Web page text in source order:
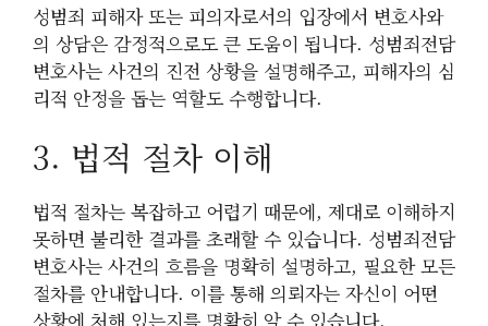
성범죄 피해자 또는 피의자로서의 입장에서 변호사와
의 상담은 감정적으로도 큰 도움이 됩니다. 성범죄전담
변호사는 사건의 진전 상황을 설명해주고, 피해자의 심
리적 안정을 돕는 역할도 수행합니다.
3. 법적 절차 이해
법적 절차는 복잡하고 어렵기 때문에, 제대로 이해하지
못하면 불리한 결과를 초래할 수 있습니다. 성범죄전담
변호사는 사건의 흐름을 명확히 설명하고, 필요한 모든
절차를 안내합니다. 이를 통해 의뢰자는 자신이 어떤
상황에 처해 있는지를 명확히 알 수 있습니다.